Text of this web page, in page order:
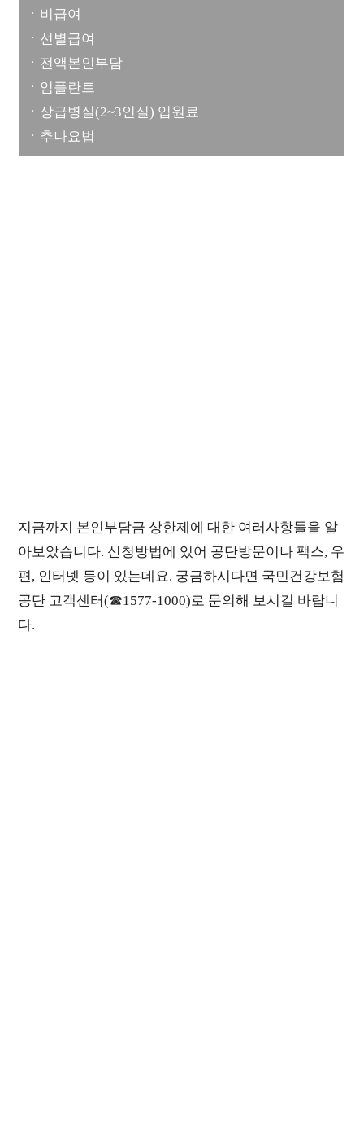
ㆍ비급여
ㆍ선별급여
ㆍ전액본인부담
ㆍ임플란트
ㆍ상급병실(2~3인실) 입원료
ㆍ추나요법
지금까지 본인부담금 상한제에 대한 여러사항들을 알
아보았습니다. 신청방법에 있어 공단방문이나 팩스, 우
편, 인터넷 등이 있는데요. 궁금하시다면 국민건강보험
공단 고객센터(☎1577-1000)로 문의해 보시길 바랍니
다.